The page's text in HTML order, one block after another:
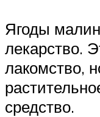
Ягоды
лекарство.
лакомство,
средство.